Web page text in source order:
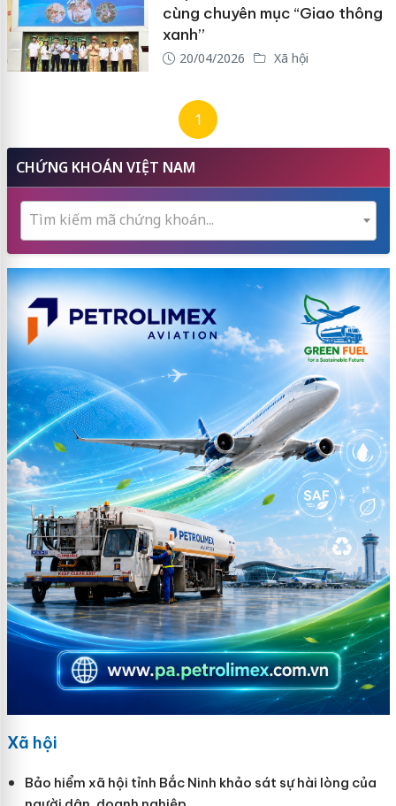
cùng chuyên mục “Giao thông
xanh”
20/04/2026 Xã hội
1
CHỨNG KHOÁN VIỆT NAM
Tìm kiếm mã chứng khoán...
Xã hội
Bảo hiểm xã hội tỉnh Bắc Ninh khảo sát sự hài lòng của